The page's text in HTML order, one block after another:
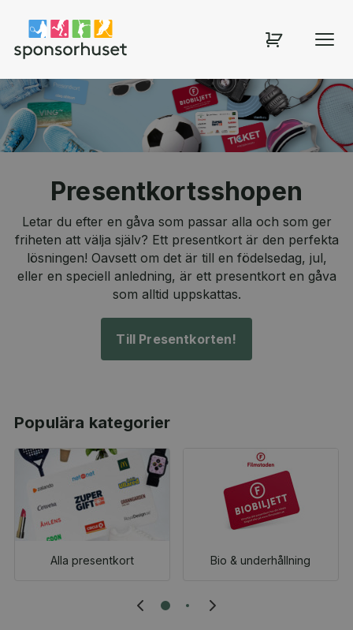
Sponsorhuset shop
Presentkortsshopen
Letar du efter en gåva som passar alla och som ger
friheten att välja själv? Ett presentkort är den perfekta
lösningen! Oavsett om det är till en födelsedag, jul,
eller en speciell anledning, är ett presentkort en gåva
som alltid uppskattas.
Till Presentkorten!
Populära kategorier
Alla presentkort Bio & underhållning